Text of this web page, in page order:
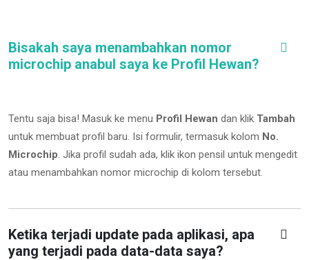
Bisakah saya menambahkan nomor
microchip anabul saya ke Profil Hewan?
Tentu saja bisa! Masuk ke menu Profil Hewan dan klik Tambah
untuk membuat profil baru. Isi formulir, termasuk kolom No.
Microchip. Jika profil sudah ada, klik ikon pensil untuk mengedit
atau menambahkan nomor microchip di kolom tersebut.
Ketika terjadi update pada aplikasi, apa
yang terjadi pada data-data saya?